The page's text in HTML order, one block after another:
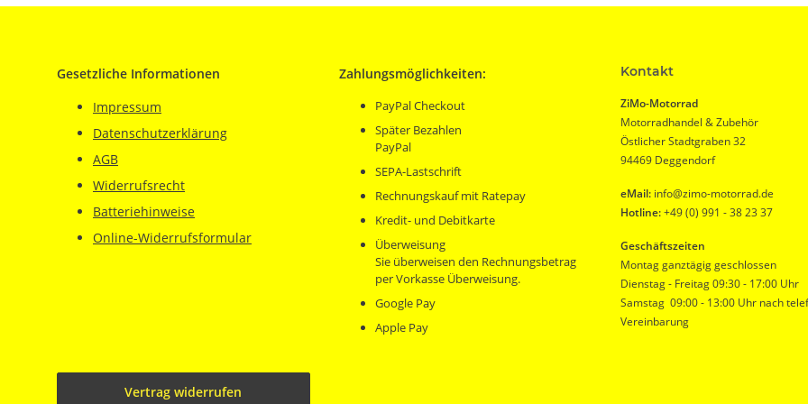
Gesetzliche Informationen
Impressum
Datenschutzerklärung
AGB
Widerrufsrecht
Batteriehinweise
Online-Widerrufsformular
Zahlungsmöglichkeiten:
PayPal Checkout
Später Bezahlen
PayPal
SEPA-Lastschrift
Rechnungskauf mit Ratepay
Kredit- und Debitkarte
Überweisung
Sie überweisen den Rechnungsbetrag
per Vorkasse Überweisung.
Google Pay
Apple Pay
Kontakt
ZiMo-Motorrad
Motorradhandel & Zubehör
Östlicher Stadtgraben 32
94469 Deggendorf
eMail: info@zimo-motorrad.de
Hotline:+49 (0) 991 - 38 23 37
Geschäftszeiten
Montag ganztägig geschlossen
Dienstag - Freitag 09:30 - 17:00 Uhr
Samstag 09:00 - 13:00 Uhr nach
Vereinbarung
Vertrag widerrufen